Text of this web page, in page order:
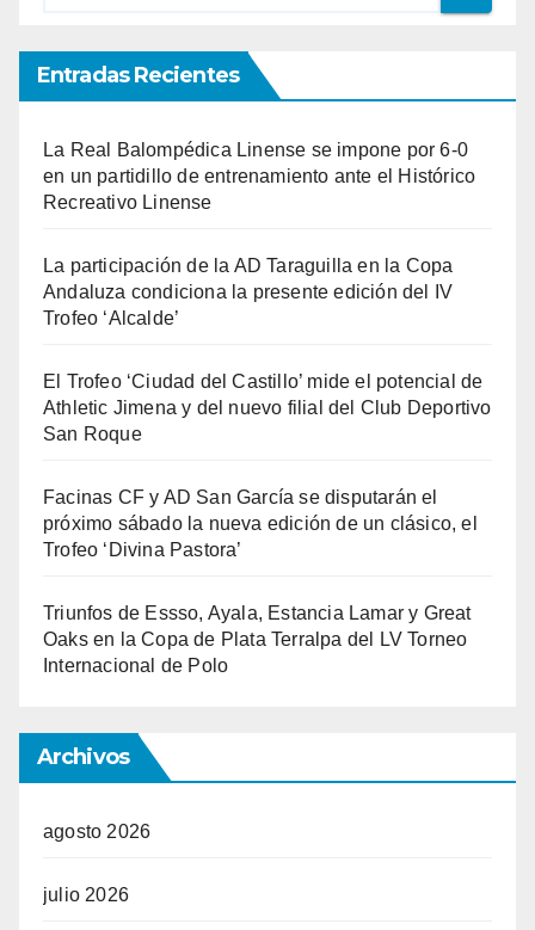
Entradas Recientes
La Real Balompédica Linense se impone por 6-0
en un partidillo de entrenamiento ante el Histórico
Recreativo Linense
La participación de la AD Taraguilla en la Copa
Andaluza condiciona la presente edición del IV
Trofeo ‘Alcalde’
El Trofeo ‘Ciudad del Castillo’ mide el potencial de
Athletic Jimena y del nuevo filial del Club Deportivo
San Roque
Facinas CF y AD San García se disputarán el
próximo sábado la nueva edición de un clásico, el
Trofeo ‘Divina Pastora’
Triunfos de Essso, Ayala, Estancia Lamar y Great
Oaks en la Copa de Plata Terralpa del LV Torneo
Internacional de Polo
Archivos
agosto 2026
julio 2026